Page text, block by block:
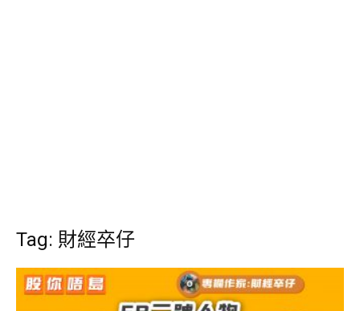
Tag: 財經卒仔